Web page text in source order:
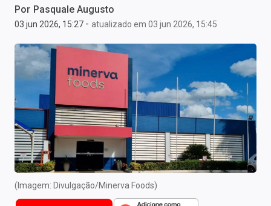
Últimas Notícias
Newsletters
Cotações
Comprar ou vender?
Carteiras Recomendadas
Central de Dividendos
Central de Fundos Imobiliários
Central dos IPOs
Por Pasquale Augusto
03 jun 2026, 15:27 - atualizado em 03 jun 2026, 15:45
(Imagem: Divulgação/Minerva Foods)